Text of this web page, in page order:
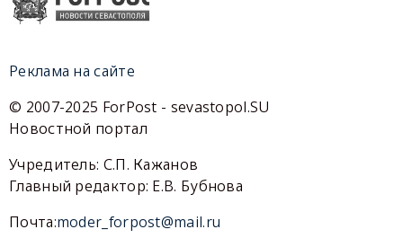
Реклама на сайте
© 2007-2025 ForPost - sevastopol.SU
Новостной портал
Учредитель: С.П. Кажанов
Главный редактор: Е.В. Бубнова
Почта:moder_forpost@mail.ru